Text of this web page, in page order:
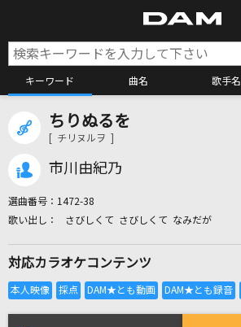
キーワード 曲名 歌手名
全国りれき
ちりぬるを
[ チリヌルヲ ]
市川由紀乃
選曲番号： 1472-38
さびしくて さびしくて なみだが
対応カラオケコンテンツ